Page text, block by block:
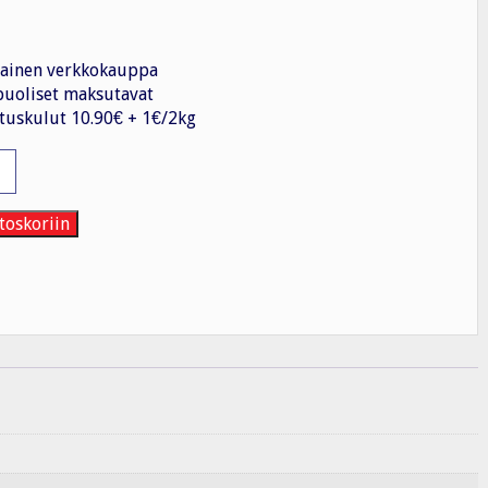
verkkokauppa
maksutavat
10.90€ + 1€/2kg